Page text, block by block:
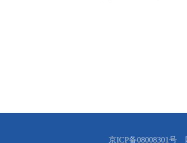
京ICP备08008301号